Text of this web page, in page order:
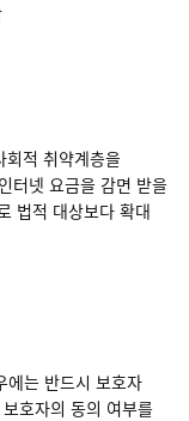
적 취약계층을
터넷 요금을 감면 받을
법적 대상보다 확대
에는 반드시 보호자
호자의 동의 여부를